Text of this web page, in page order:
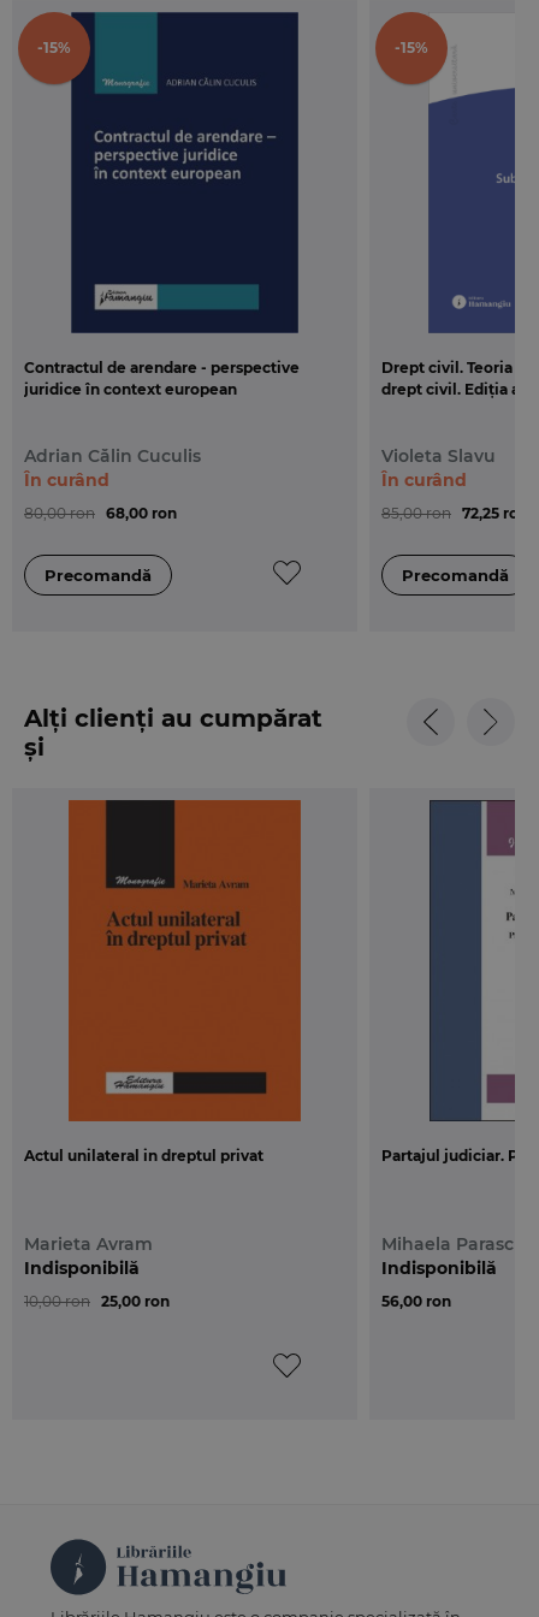
-15%
Contractul de arendare - perspective
juridice în context european
Adrian Călin Cuculis
80,00 ron 68,00 ron
În curând
-15%
Drept civil. Teoria
drept civil. Ediția a
Violeta Slavu
85,00 ron 72,25 ron
În curând
Alți clienți au cumpărat
și
Actul unilateral in dreptul privat
Marieta Avram
10,00 ron 25,00 ron
Indisponibilă
Partajul judiciar.
Mihaela Paraschiv
56,00 ron
Indisponibilă